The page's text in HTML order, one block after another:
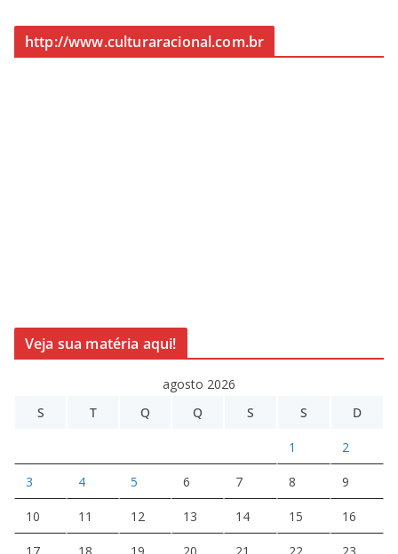
http://www.culturaracional.com.br
Veja sua matéria aqui!
agosto 2026
S
T Q Q S S D
1 2
3 4 5 6 7 8 9
10 11 12 13 14 15 16